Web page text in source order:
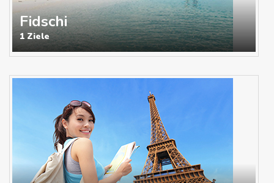
Fidschi
1 Ziele